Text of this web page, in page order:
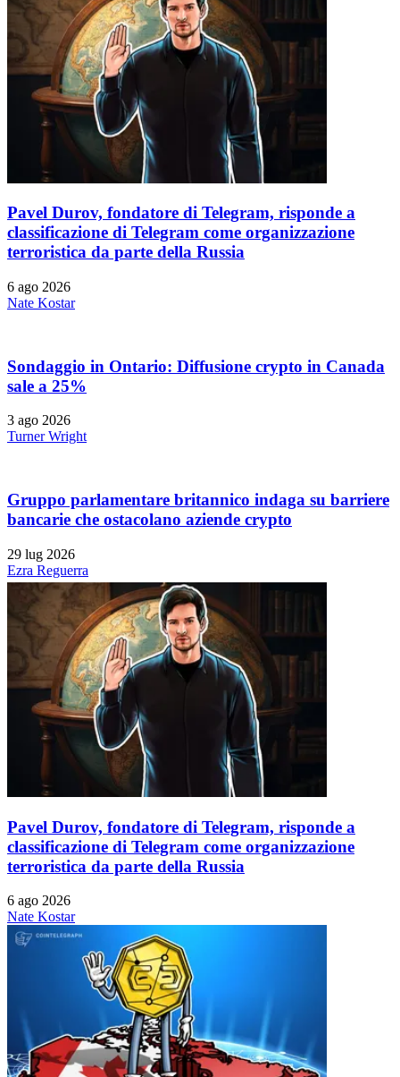
Pavel Durov, fondatore di Telegram, risponde a
classificazione di Telegram come organizzazione
terroristica da parte della Russia
6 ago 2026
Nate Kostar
Sondaggio in Ontario: Diffusione crypto in Canada
sale a 25%
3 ago 2026
Turner Wright
Gruppo parlamentare britannico indaga su barriere
bancarie che ostacolano aziende crypto
29 lug 2026
Ezra Reguerra
Pavel Durov, fondatore di Telegram, risponde a
classificazione di Telegram come organizzazione
terroristica da parte della Russia
6 ago 2026
Nate Kostar